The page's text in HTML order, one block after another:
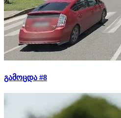
გამოცდა #8